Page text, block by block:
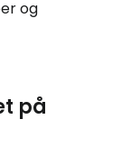
og
på